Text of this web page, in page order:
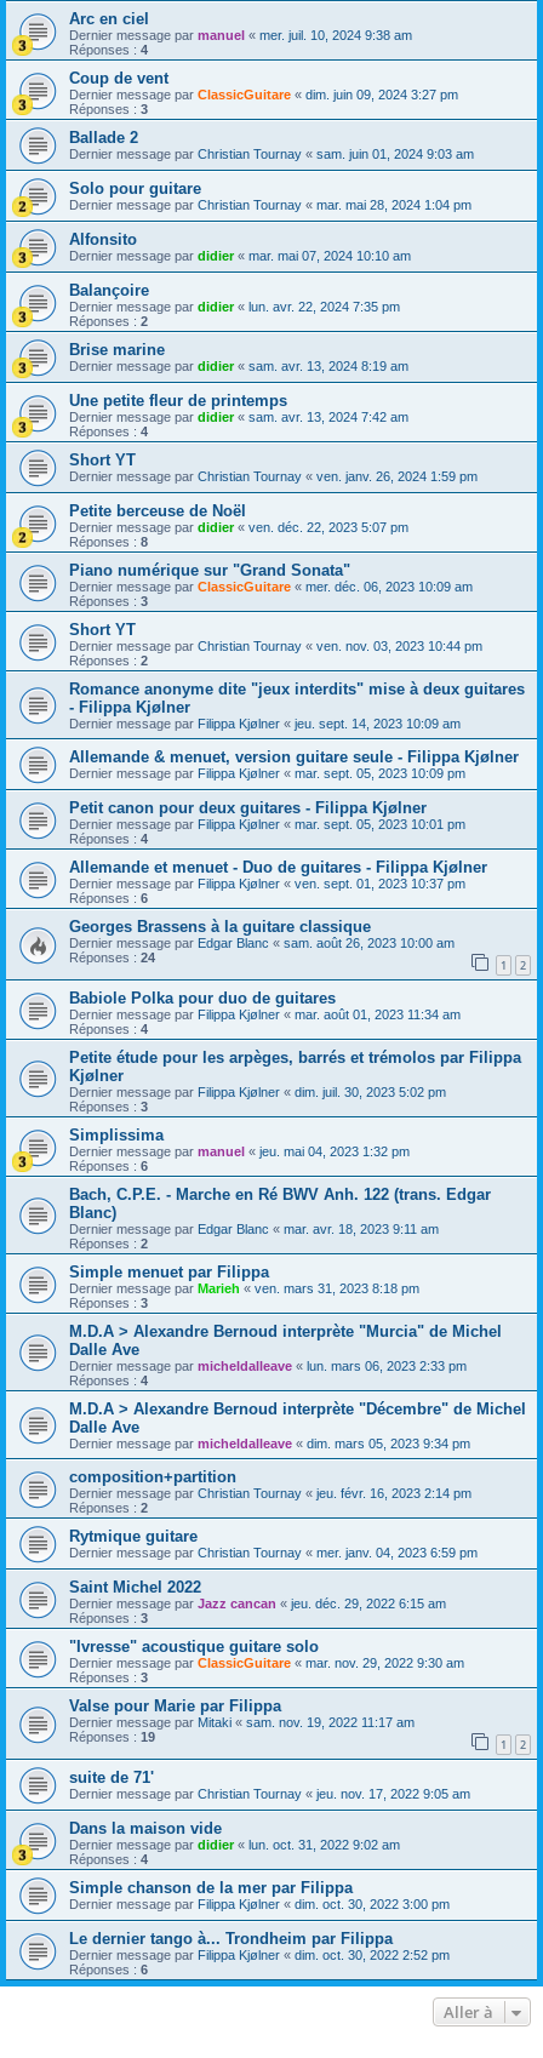
Arc en ciel
Dernier message par manuel « mer. juil. 10, 2024 9:38 am
Réponses : 4
Coup de vent
Dernier message par ClassicGuitare « dim. juin 09, 2024 3:27 pm
Réponses : 3
Ballade 2
Dernier message par Christian Tournay « sam. juin 01, 2024 9:03 am
Solo pour guitare
Dernier message par Christian Tournay « mar. mai 28, 2024 1:04 pm
Alfonsito
Dernier message par didier« mar. mai 07, 2024 10:10 am
Balançoire
Dernier message par didier« lun. avr. 22, 2024 7:35 pm
Réponses : 2
Brise marine
Dernier message par didier« sam. avr. 13, 2024 8:19 am
Une petite fleur de printemps
Dernier message par didier« sam. avr. 13, 2024 7:42 am
Réponses : 4
Short YT
Dernier message par Christian Tournay « ven. janv. 26, 2024 1:59 pm
Petite berceuse de Noël
Dernier message par didier« ven. déc. 22, 2023 5:07 pm
Réponses : 8
Piano numérique sur "Grand Sonata"
Dernier message par ClassicGuitare « mer. déc. 06, 2023 10:09 am
Réponses : 3
Short YT
Dernier message par Christian Tournay « ven. nov. 03, 2023 10:44 pm
Réponses : 2
Romance anonyme dite "jeux interdits" mise à deux guitares
- Filippa Kjølner
Dernier message par Filippa Kjølner « jeu. sept. 14, 2023 10:09 am
Allemande & menuet, version guitare seule - Filippa Kjølner
Dernier message par Filippa Kjølner « mar. sept. 05, 2023 10:09 pm
Petit canon pour deux guitares - Filippa Kjølner
Dernier message par Filippa Kjølner « mar. sept. 05, 2023 10:01 pm
Réponses : 4
Allemande et menuet - Duo de guitares - Filippa Kjølner
Dernier message par Filippa Kjølner « ven. sept. 01, 2023 10:37 pm
Réponses : 6
Georges Brassens à la guitare classique
Dernier message par Edgar Blanc « sam. août 26, 2023 10:00 am
Réponses : 24 1 2
Babiole Polka pour duo de guitares
Dernier message par Filippa Kjølner « mar. août 01, 2023 11:34 am
Réponses : 4
Petite étude pour les arpèges, barrés et trémolos par Filippa
Kjølner
Dernier message par Filippa Kjølner « dim. juil. 30, 2023 5:02 pm
Réponses : 3
Simplissima
Dernier message par manuel « jeu. mai 04, 2023 1:32 pm
Réponses : 6
Bach, C.P.E. - Marche en Ré BWV Anh. 122 (trans. Edgar
Blanc)
Dernier message par Edgar Blanc « mar. avr. 18, 2023 9:11 am
Réponses : 2
Simple menuet par Filippa
Dernier message par Marieh « ven. mars 31, 2023 8:18 pm
Réponses : 3
M.D.A > Alexandre Bernoud interprète "Murcia" de Michel
Dalle Ave
Dernier message par micheldalleave « lun. mars 06, 2023 2:33 pm
Réponses : 4
M.D.A > Alexandre Bernoud interprète "Décembre" de Michel
Dalle Ave
Dernier message par micheldalleave « dim. mars 05, 2023 9:34 pm
composition+partition
Dernier message par Christian Tournay « jeu. févr. 16, 2023 2:14 pm
Réponses : 2
Rytmique guitare
Dernier message par Christian Tournay « mer. janv. 04, 2023 6:59 pm
Saint Michel 2022
Dernier message par Jazz cancan « jeu. déc. 29, 2022 6:15 am
Réponses : 3
"Ivresse" acoustique guitare solo
Dernier message par ClassicGuitare « mar. nov. 29, 2022 9:30 am
Réponses : 3
Valse pour Marie par Filippa
Dernier message par Mitaki « sam. nov. 19, 2022 11:17 am
Réponses : 19 1 2
suite de 71'
Dernier message par Christian Tournay « jeu. nov. 17, 2022 9:05 am
Dans la maison vide
Dernier message par didier« lun. oct. 31, 2022 9:02 am
Réponses : 4
Simple chanson de la mer par Filippa
Dernier message par Filippa Kjølner « dim. oct. 30, 2022 3:00 pm
Le dernier tango à... Trondheim par Filippa
Dernier message par Filippa Kjølner « dim. oct. 30, 2022 2:52 pm
Réponses : 6
Aller à